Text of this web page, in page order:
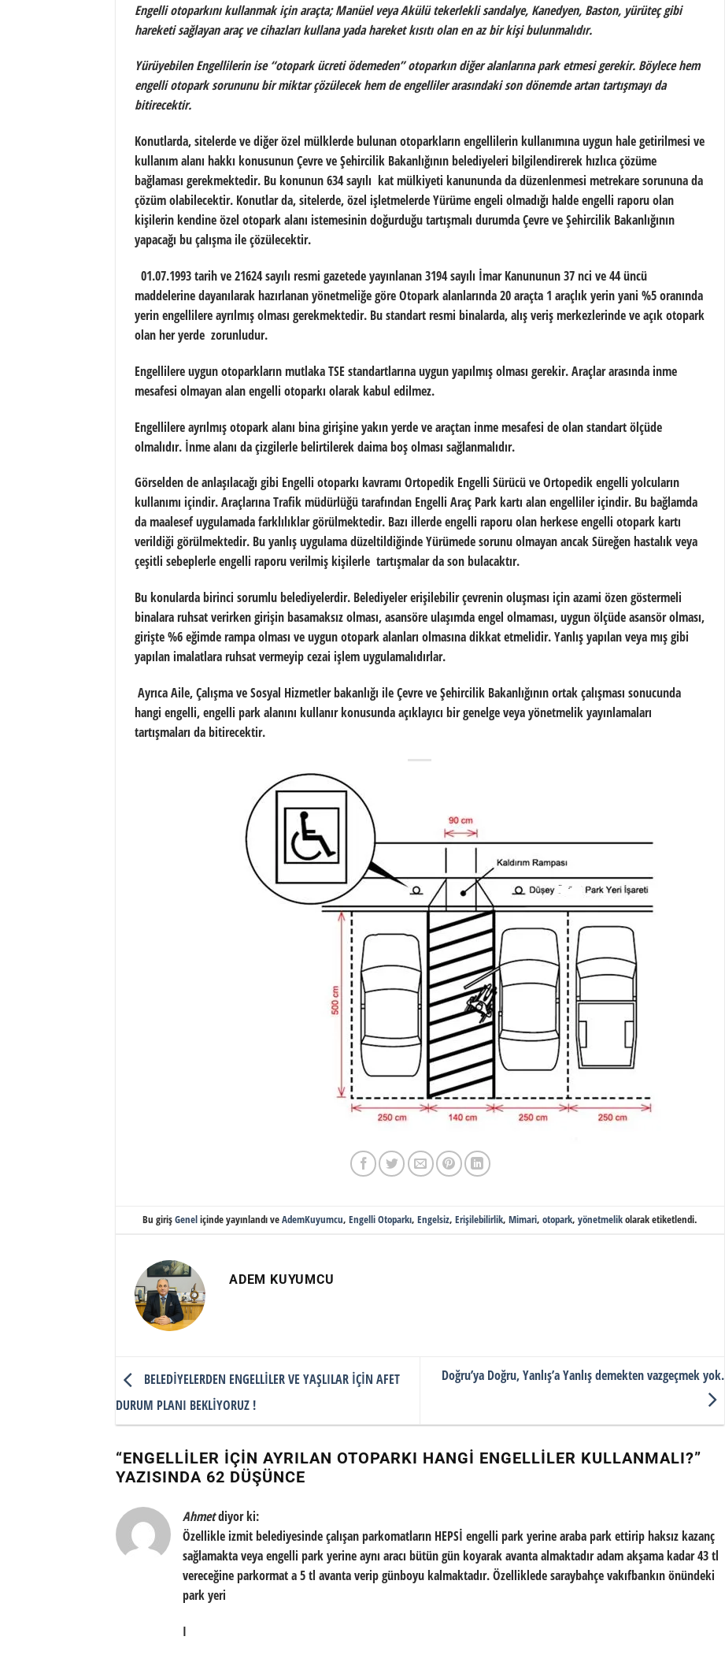
Engelli otoparkını kullanmak için araçta; Manüel veya Akülü tekerlekli sandalye, Kanedyen, Baston, yürüteç gibi
hareketi sağlayan araç ve cihazları kullana yada hareket kısıtı olan en az bir kişi bulunmalıdır.
Yürüyebilen Engellilerin ise “otopark ücreti ödemeden” otoparkın diğer alanlarına park etmesi gerekir. Böylece hem
engelli otopark sorununu bir miktar çözülecek hem de engelliler arasındaki son dönemde artan tartışmayı da
bitirecektir.
Konutlarda, sitelerde ve diğer özel mülklerde bulunan otoparkların engellilerin kullanımına uygun hale getirilmesi ve
kullanım alanı hakkı konusunun Çevre ve Şehircilik Bakanlığının belediyeleri bilgilendirerek hızlıca çözüme
bağlaması gerekmektedir. Bu konunun 634 sayılı kat mülkiyeti kanununda da düzenlenmesi metrekare sorununa da
çözüm olabilecektir. Konutlar da, sitelerde, özel işletmelerde Yürüme engeli olmadığı halde engelli raporu olan
kişilerin kendine özel otopark alanı istemesinin doğurduğu tartışmalı durumda Çevre ve Şehircilik Bakanlığının
yapacağı bu çalışma ile çözülecektir.
01.07.1993 tarih ve 21624 sayılı resmi gazetede yayınlanan 3194 sayılı İmar Kanununun 37 nci ve 44 üncü
maddelerine dayanılarak hazırlanan yönetmeliğe göre Otopark alanlarında 20 araçta 1 araçlık yerin yani %5 oranında
yerin engellilere ayrılmış olması gerekmektedir. Bu standart resmi binalarda, alış veriş merkezlerinde ve açık otopark
olan her yerde zorunludur.
Engellilere uygun otoparkların mutlaka TSE standartlarına uygun yapılmış olması gerekir. Araçlar arasında inme
mesafesi olmayan alan engelli otoparkı olarak kabul edilmez.
Engellilere ayrılmış otopark alanı bina girişine yakın yerde ve araçtan inme mesafesi de olan standart ölçüde
olmalıdır. İnme alanı da çizgilerle belirtilerek daima boş olması sağlanmalıdır.
Görselden de anlaşılacağı gibi Engelli otoparkı kavramı Ortopedik Engelli Sürücü ve Ortopedik engelli yolcuların
kullanımı içindir. Araçlarına Trafik müdürlüğü tarafından Engelli Araç Park kartı alan engelliler içindir. Bu bağlamda
da maalesef uygulamada farklılıklar görülmektedir. Bazı illerde engelli raporu olan herkese engelli otopark kartı
verildiği görülmektedir. Bu yanlış uygulama düzeltildiğinde Yürümede sorunu olmayan ancak Süreğen hastalık veya
çeşitli sebeplerle engelli raporu verilmiş kişilerle tartışmalar da son bulacaktır.
Bu konularda birinci sorumlu belediyelerdir. Belediyeler erişilebilir çevrenin oluşması için azami özen göstermeli
binalara ruhsat verirken girişin basamaksız olması, asansöre ulaşımda engel olmaması, uygun ölçüde asansör olması,
girişte %6 eğimde rampa olması ve uygun otopark alanları olmasına dikkat etmelidir. Yanlış yapılan veya mış gibi
yapılan imalatlara ruhsat vermeyip cezai işlem uygulamalıdırlar.
Ayrıca Aile, Çalışma ve Sosyal Hizmetler bakanlığı ile Çevre ve Şehircilik Bakanlığının ortak çalışması sonucunda
hangi engelli, engelli park alanını kullanır konusunda açıklayıcı bir genelge veya yönetmelik yayınlamaları
tartışmaları da bitirecektir.
Bu girişGeneliçinde yayınlandı veAdemKuyumcu, Engelli Otoparkı, Engelsiz, Erişilebilirlik, Mimari, otopark, yönetmelikolarak etiketlendi.
ADEM KUYUMCU
BELEDİYELERDEN ENGELLİLER VE YAŞLILAR İÇİN AFET
DURUM PLANI BEKLİYORUZ !
Doğru’ya Doğru, Yanlış’a Yanlış demekten vazgeçmek yok.
“ENGELLILER IÇIN AYRILAN OTOPARKI HANGI ENGELLILER KULLANMALI?”
YAZISINDA 62 DÜŞÜNCE
Ahmetdiyor ki:
Özellikle izmit belediyesinde çalışan parkomatların HEPSİ engelli park yerine araba park ettirip haksız kazanç
sağlamakta veya engelli park yerine aynı aracı bütün gün koyarak avanta almaktadır adam akşama kadar 43 tl
vereceğine parkormat a 5 tl avanta verip günboyu kalmaktadır. Özelliklede saraybahçe vakıfbankın önündeki
park yeri
I